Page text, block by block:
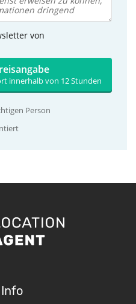
von
innerhalb von 12 Stunden
Person
Info